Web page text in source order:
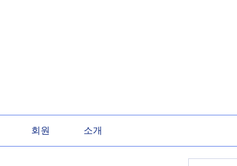
회원 소개